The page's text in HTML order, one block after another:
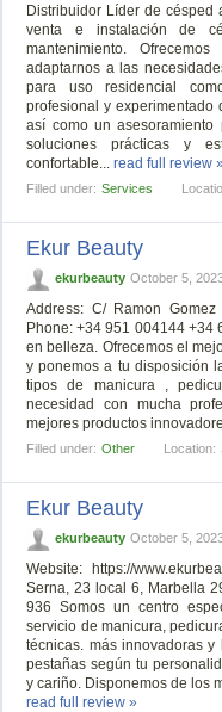
Distribuidor Líder de césped
venta e instalación de
mantenimiento.
adaptarnos a las
para uso residencial
profesional y experimentado
así como un asesoramiento
soluciones prácticas y
confortable...read full review »
Filled under: Services
Ekur Beauty
ekurbeauty October 5,
Address: C/ Ramon
Phone: +34 951 004144 +34
en belleza. Ofrecemos el
y ponemos a tu disposición
tipos de manicura ,
necesidad con mucha
mejores productos
Filled under: Other Location:
Ekur Beauty
ekurbeauty October 5,
Website: https://
Serna, 23 local 6, Marbella
936 Somos un centro
servicio de manicura,
técnicas. más innovadoras
pestañas según tu
y cariño. Disponemos de los
read full review »